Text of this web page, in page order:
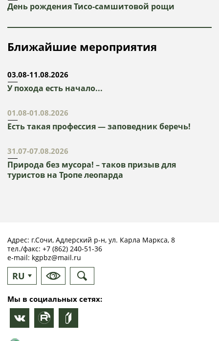
День рождения Тисо-самшитовой рощи
Ближайшие мероприятия
03.08-11.08.2026
У похода есть начало...
01.08-01.08.2026
Есть такая профессия — заповедник беречь!
31.07-07.08.2026
Природа без мусора! – таков призыв для
туристов на Тропе леопарда
Адрес: г.Сочи, Адлерский р-н, ул. Карла Маркса, 8
тел./факс: +7 (862) 240-51-36
e-mail: kgpbz@mail.ru
RU
EN
Мы в социальных сетях: